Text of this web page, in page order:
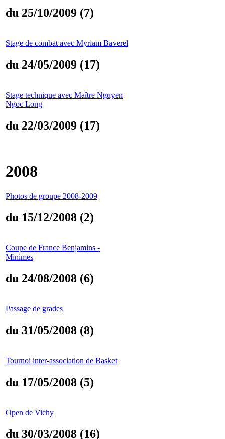
du 25/10/2009 (7)
Stage de combat avec Myriam Baverel
du 24/05/2009 (17)
Stage technique avec Maître Nguyen
Ngoc Long
du 22/03/2009 (17)
2008
Photos de groupe 2008-2009
du 15/12/2008 (2)
Coupe de France Benjamins -
Minimes
du 24/08/2008 (6)
Passage de grades
du 31/05/2008 (8)
Tournoi inter-association de Basket
du 17/05/2008 (5)
Open de Vichy
du 30/03/2008 (16)